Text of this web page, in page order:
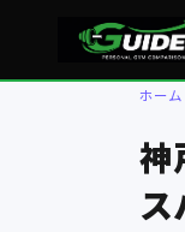
ホーム
神
ス